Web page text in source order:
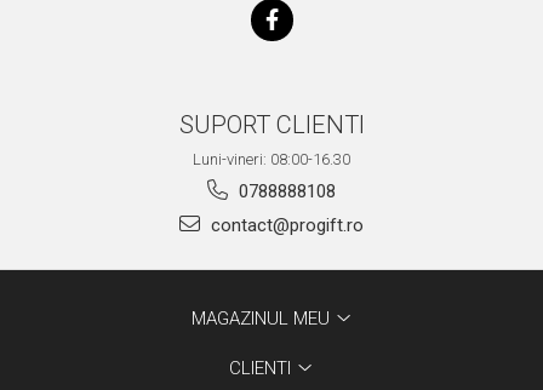
SUPORT CLIENTI
Luni-vineri: 08:00-16.30
0788888108
contact@progift.ro
MAGAZINUL MEU
CLIENTI